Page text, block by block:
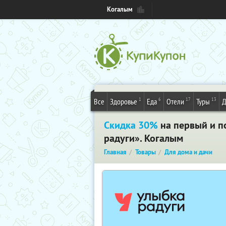
Когалым
Все Здоровье 1 Еда 6 Отели 17 Туры 13
Скидка 30% на первый и
радуги». Когалым
Главная Товары Для дома и дачи